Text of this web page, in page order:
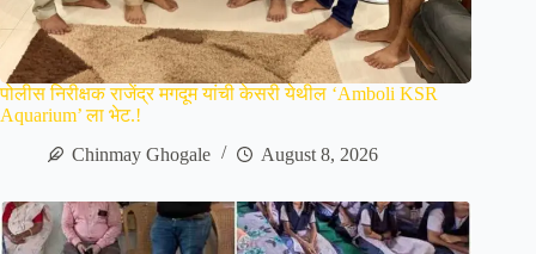
पोलीस निरीक्षक राजेंद्र मगदूम यांची केसरी येथील ‘Amboli KSR
Aquarium’ ला भेट.!
Chinmay Ghogale
August 8, 2026